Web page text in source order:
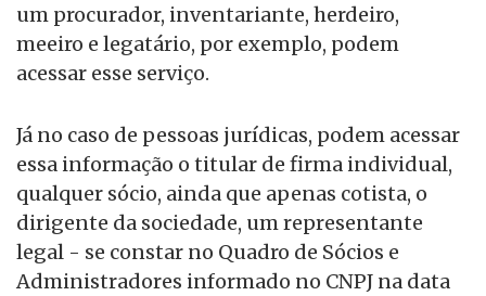
um procurador, inventariante, herdeiro,
meeiro e legatário, por exemplo, podem
acessar esse serviço.
Já no caso de pessoas jurídicas, podem acessar
essa informação o titular de firma individual,
qualquer sócio, ainda que apenas cotista, o
dirigente da sociedade, um representante
legal - se constar no Quadro de Sócios e
Administradores informado no CNPJ na data